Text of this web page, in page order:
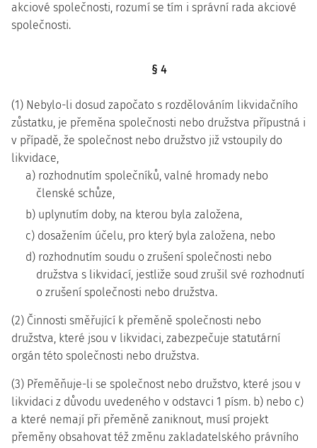
akciové společnosti, rozumí se tím i správní rada akciové
společnosti.
§ 4
(1) Nebylo-li dosud započato s rozdělováním likvidačního
zůstatku, je přeměna společnosti nebo družstva přípustná i
v případě, že společnost nebo družstvo již vstoupily do
likvidace,
a) rozhodnutím společníků, valné hromady nebo
členské schůze,
b) uplynutím doby, na kterou byla založena,
c) dosažením účelu, pro který byla založena, nebo
d) rozhodnutím soudu o zrušení společnosti nebo
družstva s likvidací, jestliže soud zrušil své rozhodnutí
o zrušení společnosti nebo družstva.
(2) Činnosti směřující k přeměně společnosti nebo
družstva, které jsou v likvidaci, zabezpečuje statutární
orgán této společnosti nebo družstva.
(3) Přeměňuje-li se společnost nebo družstvo, které jsou v
likvidaci z důvodu uvedeného v odstavci 1 písm. b) nebo c)
a které nemají při přeměně zaniknout, musí projekt
přeměny obsahovat též změnu zakladatelského právního